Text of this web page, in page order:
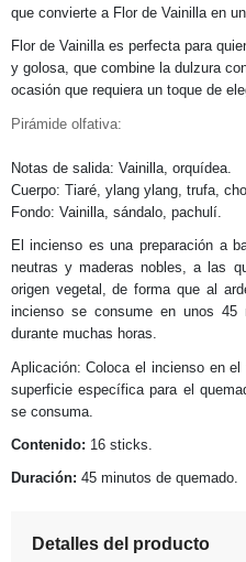
que convierte a Flor de Vainilla en
Flor de Vainilla es perfecta para
y golosa, que combine la dulzura
ocasión que requiera un toque de
Pirámide olfativa:
Notas de salida: Vainilla, orquídea.
Cuerpo: Tiaré, ylang ylang, trufa,
Fondo: Vainilla, sándalo, pachulí.
El incienso es una preparación a
neutras y maderas nobles, a las
origen vegetal, de forma que al
incienso se consume en unos 45
durante muchas horas.
Aplicación: Coloca el incienso en
superficie específica para el
se consuma.
Contenido: 16 sticks.
Duración: 45 minutos de quemado.
Detalles del producto